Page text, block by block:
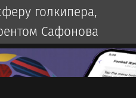
голкипера,
Сафонова